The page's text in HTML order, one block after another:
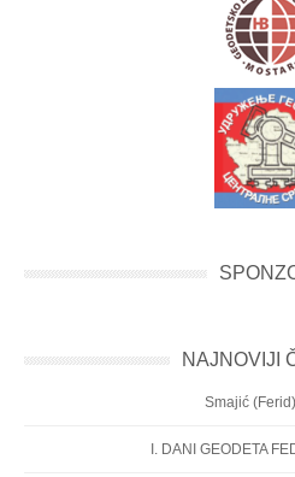
NAJNOVIJI
Smajić
I. DANI GEODETA